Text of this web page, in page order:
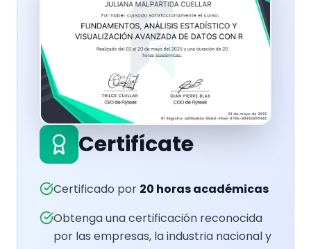
Certifícate
Certificado por 20 horas académicas
Obtenga una certificación reconocida
por las empresas, la industria nacional y